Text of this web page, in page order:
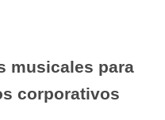
musicales para
corporativos